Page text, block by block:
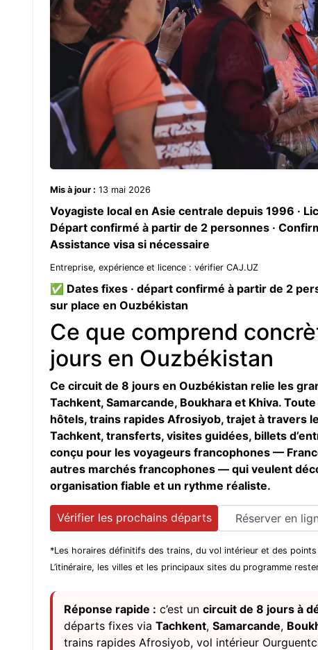
Mis à jour : 13 mai 2026
Voyagiste local en Asie centrale depuis 1996 ·
Départ confirmé à partir de 2 personnes ·
Assistance visa si nécessaire
Entreprise, expérience et licence : vérifier CAJ.UZ
✅ Dates fixes · départ confirmé à partir de 2
sur place en Ouzbékistan
Ce que comprend
jours en Ouzbékistan
Ce circuit de 8 jours en Ouzbékistan relie les
Tachkent, Samarcande, Boukhara et Khiva.
hôtels, trains rapides Afrosiyob, trajet à travers
Tachkent, transferts, visites guidées, billets
conçu pour les voyageurs francophones —
autres marchés francophones — qui veulent
organisation fiable et un rythme réaliste.
Vérifier les prochains départs Réserver en
*Les horaires définitifs des trains, du vol intérieur et des
L’itinéraire, les villes et les principaux sites du programme
Réponse rapide : c’est un circuit de 8 jours à
départs fixes via Tachkent, Samarcande,
trains rapides Afrosiyob, vol intérieur